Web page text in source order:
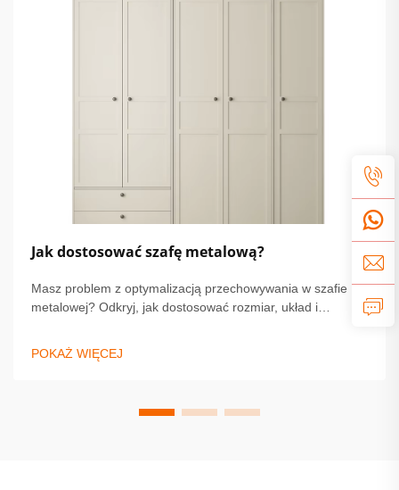
Jak dostosować szafę metalową?
Masz problem z optymalizacją przechowywania w szafie
metalowej? Odkryj, jak dostosować rozmiar, układ i
ekspertów dotyczących bezpieczeństwa, personalizacji i
instalacji. Zacznij projektować swoje idealne rozwiązanie już
POKAŻ WIĘCEJ